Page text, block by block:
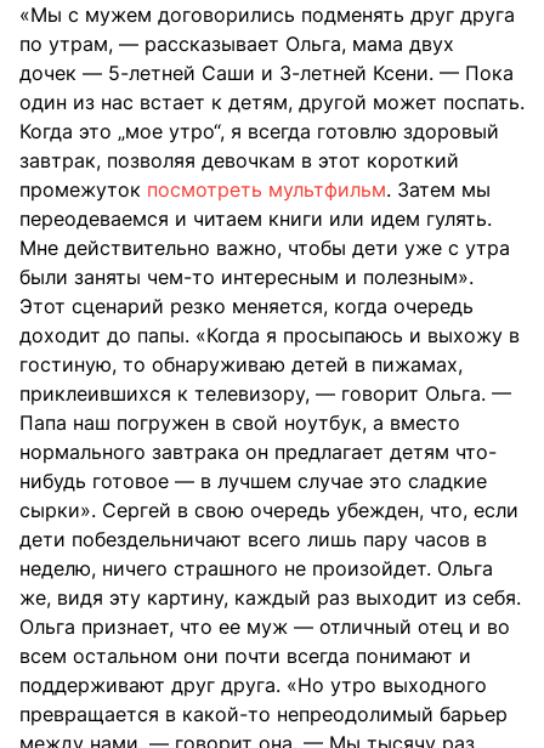
«Мы с мужем договорились подменять друг друга
по утрам, — рассказывает Ольга, мама двух
дочек — 5-летней Саши и 3-летней Ксени. — Пока
один из нас встает к детям, другой может поспать.
Когда это „мое утро“, я всегда готовлю здоровый
завтрак, позволяя девочкам в этот короткий
промежуток посмотреть мультфильм. Затем мы
переодеваемся и читаем книги или идем гулять.
Мне действительно важно, чтобы дети уже с утра
были заняты чем-то интересным и полезным».
Этот сценарий резко меняется, когда очередь
доходит до папы. «Когда я просыпаюсь и выхожу в
гостиную, то обнаруживаю детей в пижамах,
приклеившихся к телевизору, — говорит Ольга. —
Папа наш погружен в свой ноутбук, а вместо
нормального завтрака он предлагает детям что-
нибудь готовое — в лучшем случае это сладкие
сырки». Сергей в свою очередь убежден, что, если
дети побездельничают всего лишь пару часов в
неделю, ничего страшного не произойдет. Ольга
же, видя эту картину, каждый раз выходит из себя.
Ольга признает, что ее муж — отличный отец и во
всем остальном они почти всегда понимают и
поддерживают друг друга. «Но утро выходного
превращается в какой-то непреодолимый барьер
между нами, — говорит она. — Мы тысячу раз